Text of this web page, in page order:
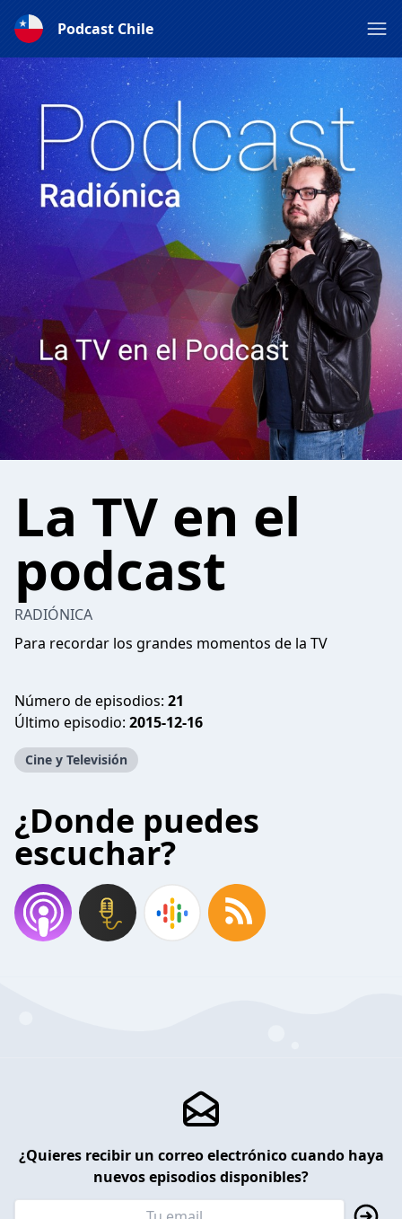
Podcast Chile
La TV en el
podcast
RADIÓNICA
Para recordar los grandes momentos de la TV
Número de episodios: 21
Último episodio: 2015-12-16
Cine y Televisión
¿Donde puedes
escuchar?
¿Quieres recibir un correo electrónico cuando haya
nuevos episodios disponibles?